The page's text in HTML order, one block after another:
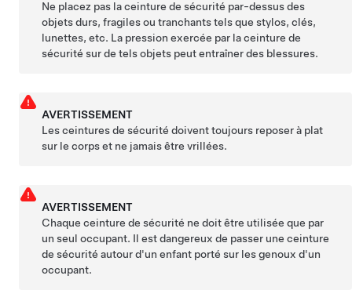
Ne placez pas la ceinture de sécurité par-dessus des
objets durs, fragiles ou tranchants tels que stylos, clés,
lunettes, etc. La pression exercée par la ceinture de
sécurité sur de tels objets peut entraîner des blessures.
AVERTISSEMENT
Les ceintures de sécurité doivent toujours reposer à plat
sur le corps et ne jamais être vrillées.
AVERTISSEMENT
Chaque ceinture de sécurité ne doit être utilisée que par
un seul occupant. Il est dangereux de passer une ceinture
de sécurité autour d'un enfant porté sur les genoux d'un
occupant.